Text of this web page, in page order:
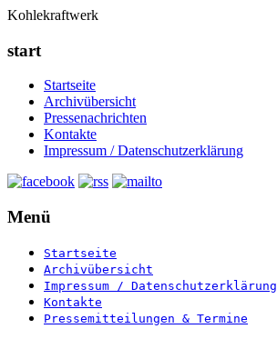
Kohlekraftwerk
start
Startseite
Archivübersicht
Pressenachrichten
Kontakte
Impressum / Datenschutzerklärung
Menü
Startseite
Archivübersicht
Impressum / Datenschutzerklärung
Kontakte
Pressemitteilungen & Termine